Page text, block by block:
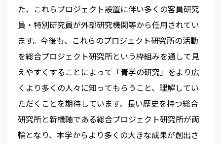
た、これらプロジェクト設置に伴い多くの客員研究
員・特別研究員が外部研究機関等から任用されてい
ます。今後も、これらのプロジェクト研究所の活動
を総合プロジェクト研究所という枠組みを通して見
えやすくすることによって「青学の研究」をより広
くより多くの人々に知ってもらうこと、理解してい
ただくことを期待しています。長い歴史を持つ総合
研究所と新機軸である総合プロジェクト研究所が両
輪となり、本学からより多くの大きな成果が創出さ